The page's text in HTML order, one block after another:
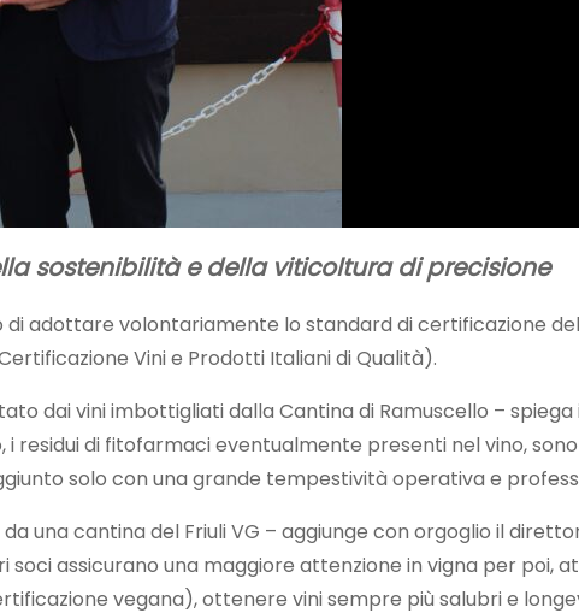
sostenibilità e della viticoltura di precisione
adottare volontariamente lo standard di certificazione del
Vini e Prodotti Italiani di Qualità).
dai vini imbottigliati dalla Cantina di Ramuscello – spiega
di fitofarmaci eventualmente presenti nel vino,
solo con una grande tempestività operativa e
una cantina del Friuli VG – aggiunge con orgoglio il
soci assicurano una maggiore attenzione in vigna per
vegana), ottenere vini sempre più salubri e